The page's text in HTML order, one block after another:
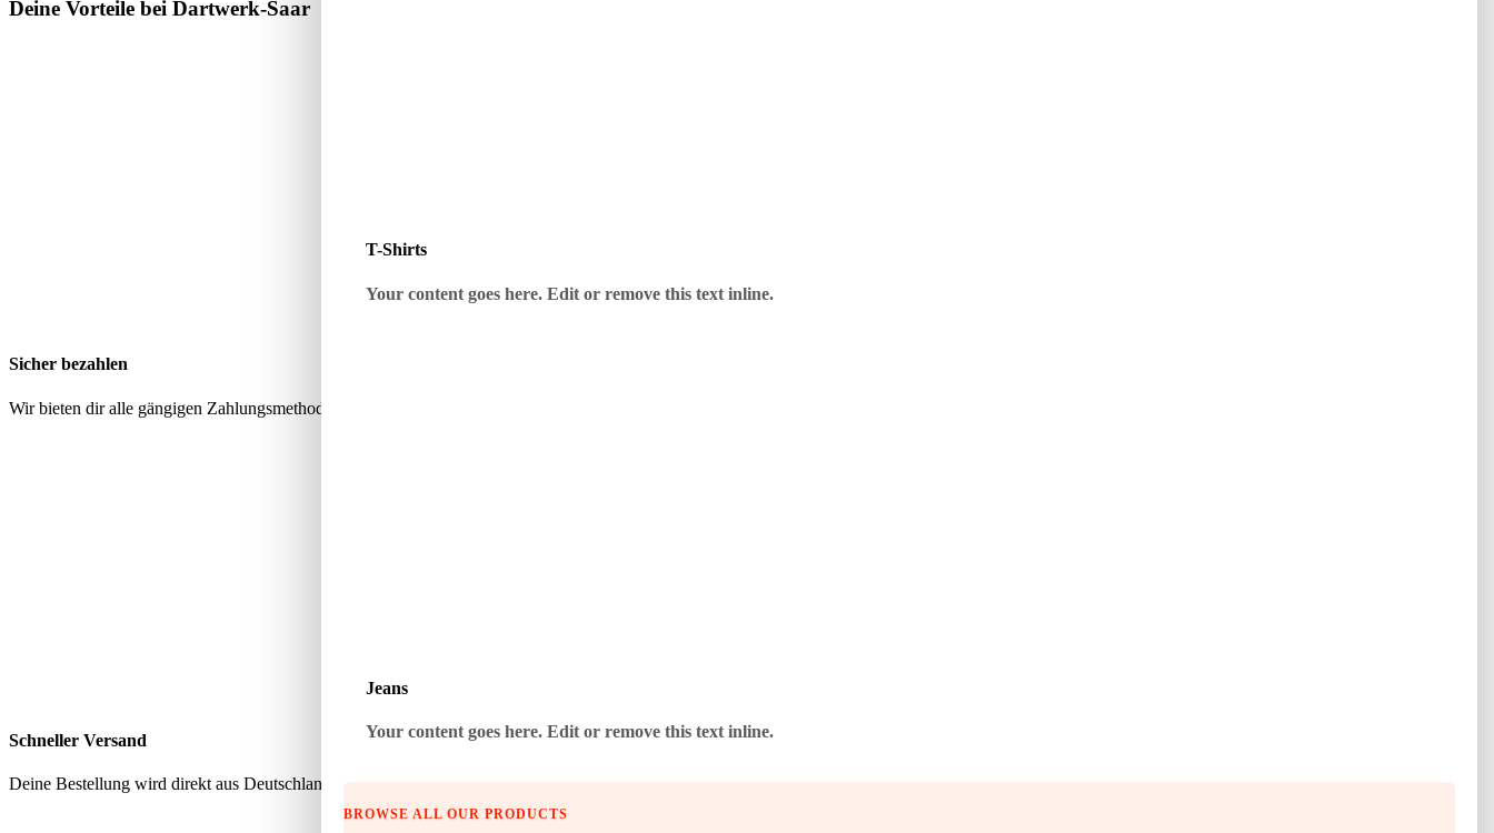
T-Shirts
Your content goes here. Edit or remove this text inline.
Jeans
Your content goes here. Edit or remove this text inline.
BROWSE ALL OUR PRODUCTS
Deine Vorteile bei Dartwerk-Saar
Sicher bezahlen
Wir bieten dir alle gängigen Zahlungsmethoden über geprüfte, sichere Anbieter – ohne Risiko.
Schneller Versand
Deine Bestellung wird direkt aus Deutschland verschickt – schnell, zuverlässig und gut verpackt.